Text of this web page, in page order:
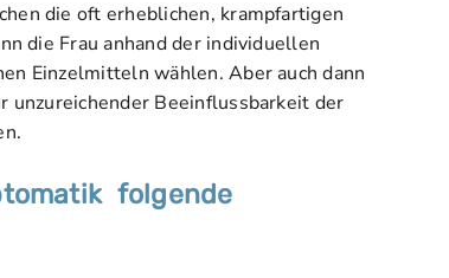
die oft erheblichen, krampfartigen
die Frau anhand der individuellen
Einzelmitteln wählen. Aber auch dann
Beeinflussbarkeit der
folgende